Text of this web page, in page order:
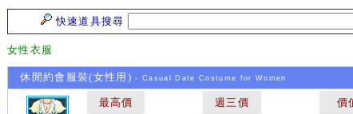
快速道具搜尋
女性衣服
休閒約會服裝(女性用) - Casual Date Costume for Women
最高價 週三價 價